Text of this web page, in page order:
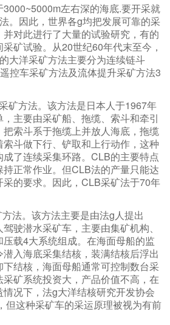
左右深的海底.要开采就
。因此，世界各g均把发展可靠的采
对此进行了大量的试验研究，有的
矿试验。从20世纪60年代末至今，
大洋采矿方法主要分为连续链斗
控车采矿方法及流体提升采矿方法3
方法。该方法是日本人于1967年
主要由采矿船、拖缆、索斗和牵引
索斗系于拖缆上并放人海底，拖缆
斗做下行、铲取和上行动作，这种
了连续采集环路。CLB的主要特点
正常作业。但CLB法的产量只能达
的要求。因此，CLB采矿法于70年
。该方法主要是由法g人提出
驶潜水采矿车，主要由集矿机构、
载4大系统组成。在海面母船的监
入海底采集结核，装满结核后浮出
结核，海面母船通常可控制数台采
矿系统投资大，产品价值不高，在
况下，法g大洋结核研究开发协会
但这种采矿车的采运原理被视为有前